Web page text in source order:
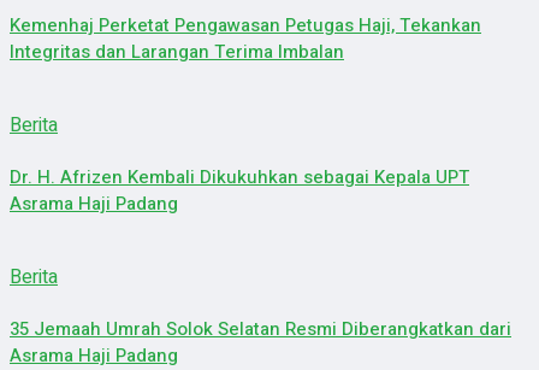
Kemenhaj Perketat Pengawasan Petugas Haji, Tekankan
Integritas dan Larangan Terima Imbalan
Berita
Dr. H. Afrizen Kembali Dikukuhkan sebagai Kepala UPT
Asrama Haji Padang
Berita
35 Jemaah Umrah Solok Selatan Resmi Diberangkatkan dari
Asrama Haji Padang